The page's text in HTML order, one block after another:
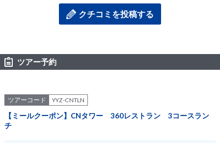
クチコミを投稿する
ツアー予約
ツアーコード YYZ-CNTLN
【ミールクーポン】CNタワー 360レストラン 3コースラン
チ